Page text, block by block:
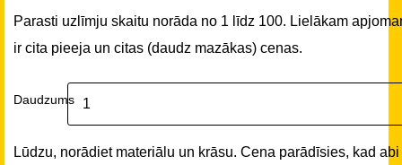
Parasti uzlīmju skaitu norāda no 1 līdz 100. Lielākam
ir cita pieeja un citas (daudz mazākas) cenas.
Daudzums
Lūdzu, norādiet materiālu un krāsu. Cena parādīsies, kad abi